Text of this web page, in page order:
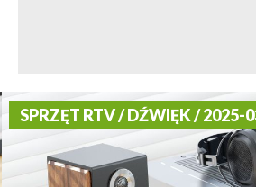
SPRZĘT RTV / DŹWIĘK / 2025-